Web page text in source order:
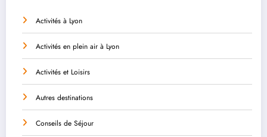
Activités à Lyon
Activités en plein air à Lyon
Activités et Loisirs
Autres destinations
Conseils de Séjour